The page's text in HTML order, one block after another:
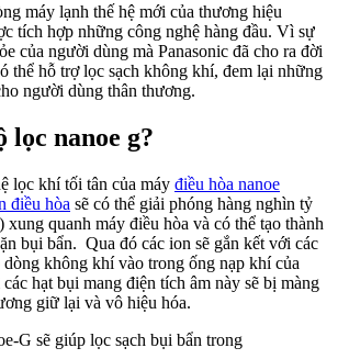
máy lạnh thế hệ mới của thương hiệu
tích hợp những công nghệ hàng đầu. Vì sự
của người dùng mà Panasonic đã cho ra đời
thể hỗ trợ lọc sạch không khí, đem lại những
người dùng thân thương.
lọc nanoe g?
lọc khí tối tân của máy điều hòa nanoe
điều hòa sẽ có thể giải phóng hàng nghìn tỷ
quanh máy điều hòa và có thể tạo thành
bụi bẩn. Qua đó các ion sẽ gắn kết với các
dòng không khí vào trong ống nạp khí của
hạt bụi mang điện tích âm này sẽ bị màng
giữ lại và vô hiệu hóa.